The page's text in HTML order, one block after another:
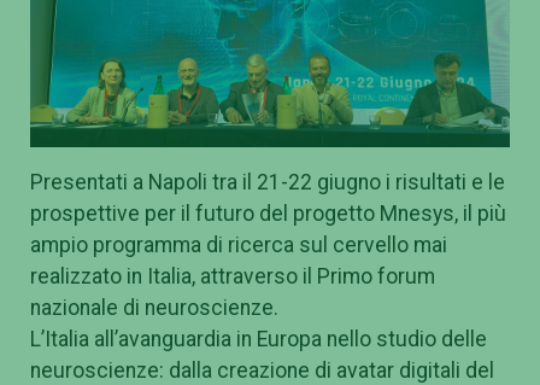
Presentati a Napoli tra il 21-22 giugno i risultati e le
prospettive per il futuro del progetto Mnesys, il più
ampio programma di ricerca sul cervello mai
realizzato in Italia, attraverso il Primo forum
nazionale di neuroscienze.
L’Italia all’avanguardia in Europa nello studio delle
neuroscienze: dalla creazione di avatar digitali del